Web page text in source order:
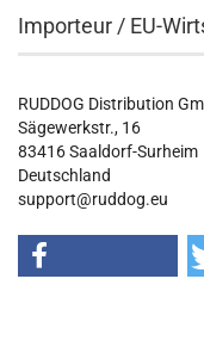
Importeur / EU-
RUDDOG Distribution
Sägewerkstr., 16
83416 Saaldorf-Surheim
Deutschland
support@ruddog.eu